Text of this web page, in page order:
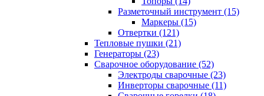
Разметочный инструмент (15)
Маркеры (15)
Отвертки (121)
Тепловые пушки (21)
Генераторы (23)
Сварочное оборудование (52)
Электроды сварочные (23)
Инверторы сварочные (11)